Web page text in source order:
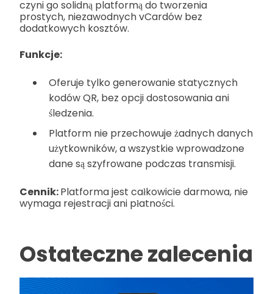
czyni go solidną platformą do tworzenia
prostych, niezawodnych vCardów bez
dodatkowych kosztów.
Funkcje:
Oferuje tylko generowanie statycznych
kodów QR, bez opcji dostosowania ani
śledzenia.
Platform nie przechowuje żadnych danych
użytkowników, a wszystkie wprowadzone
dane są szyfrowane podczas transmisji.
Cennik:Platforma jest całkowicie darmowa, nie
wymaga rejestracji ani płatności.
Ostateczne zalecenia